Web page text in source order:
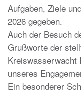
Aufgaben, Ziele
2026 gegeben.
Auch der Besuch
Grußworte der
Kreiswasserwacht
unseres
Ein besonderer